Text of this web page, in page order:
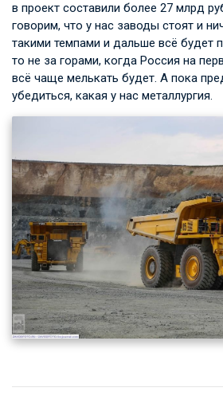
в проект составили более 27 млрд
говорим, что у нас заводы стоят и
такими темпами и дальше всё будет
то не за горами, когда Россия на
всё чаще мелькать будет. А пока
убедиться, какая у нас металлургия.